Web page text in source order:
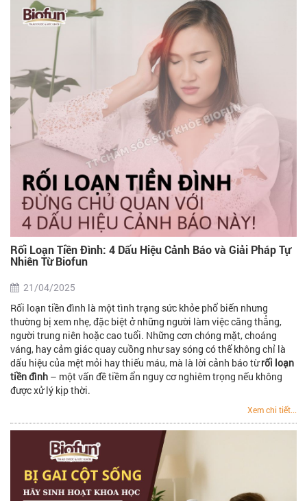
Rối Loạn Tiền Đình: 4 Dấu Hiệu Cảnh Báo và Giải Pháp Tự
Nhiên Từ Biofun
21/04/2025
Rối loạn tiền đình là một tình trạng sức khỏe phổ biến nhưng
thường bị xem nhẹ, đặc biệt ở những người làm việc căng thẳng,
người trung niên hoặc cao tuổi. Những cơn chóng mặt, choáng
váng, hay cảm giác quay cuồng như say sóng có thể không chỉ là
dấu hiệu của mệt mỏi hay thiếu máu, mà là lời cảnh báo từrối loạn
tiền đình – một vấn đề tiềm ẩn nguy cơ nghiêm trọng nếu không
được xử lý kịp thời.
Xem chi tiết...